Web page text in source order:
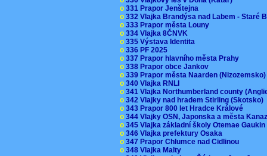
o 331 Prapor Jenštejna
o 332 Vlajka Brandýsa nad Labem - Staré
o 333 Prapor města Louny
o 334 Vlajka 8ČNVK
o 335 Výstava Identita
o 336 PF 2025
o 337 Prapor hlavního města Prahy
o 338 Prapor obce Jankov
o 339 Prapor města Naarden
o 340 Vlajka RNLI
o 341 Vlajka Northumberland county
o 342 Vlajky nad hradem Stirling (Skotsko)
o 343 Prapor 800 let Hradce Králové
o 344 Vlajky OSN, Japonska a města
o 345 Vlajka základní školy Otemae
o 346 Vlajka prefektury Osaka
o 347 Prapor Chlumce nad Cidlinou
o 348 Vlajka Malty